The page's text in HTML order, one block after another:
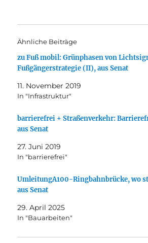
Ähnliche Beiträge
zu Fuß mobil: Grünphasen von
Fußgängerstrategie (II), aus Senat
11. November 2019
In "Infrastruktur"
barrierefrei + Straßenverkehr:
aus Senat
27. Juni 2019
In "barrierefrei"
UmleitungA100-Ringbahnbrücke, wo
aus Senat
29. April 2025
In "Bauarbeiten"